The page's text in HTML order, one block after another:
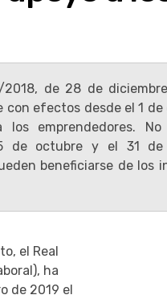
de 28 de
con efectos desde el 1
los emprendedores.
de octubre y el 31 de
beneficiarse de los
el Real
ha
de 2019 el